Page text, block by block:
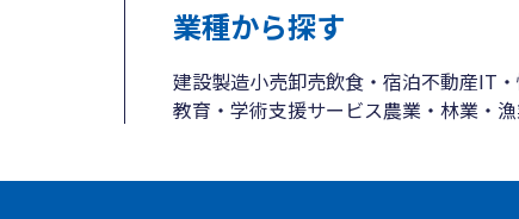
業種から探す
建設製造小売卸売飲食・宿泊不動産IT
教育・学術支援サービス農業・林業・